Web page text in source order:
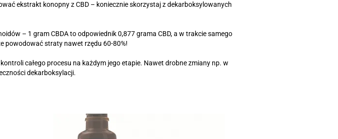
ekstrakt konopny z CBD – koniecznie skorzystaj z dekarboksylowanych
– 1 gram CBDA to odpowiednik 0,877 grama CBD, a w trakcie samego
powodować straty nawet rzędu 60-80%!
całego procesu na każdym jego etapie. Nawet drobne zmiany np. w
dekarboksylacji.